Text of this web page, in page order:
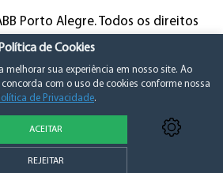
Porto Alegre. Todos os direitos
e Consentimento
Política de Cookies
melhorar sua experiência em nosso site. Ao
com o uso de cookies conforme nossa
de Privacidade.
ACEITAR
REJEITAR